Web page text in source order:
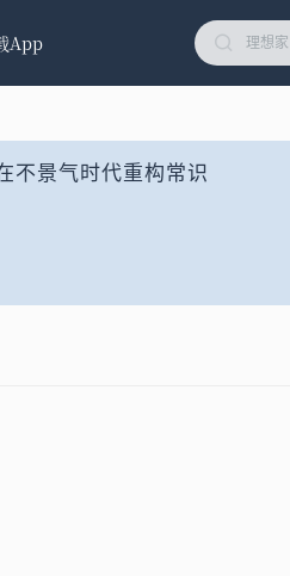
App
不景气时代重构常识